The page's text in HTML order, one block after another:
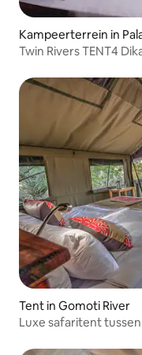
Kampeerterrein in
Twin Rivers TENT4
Tent in Gomoti River
Luxe safaritent